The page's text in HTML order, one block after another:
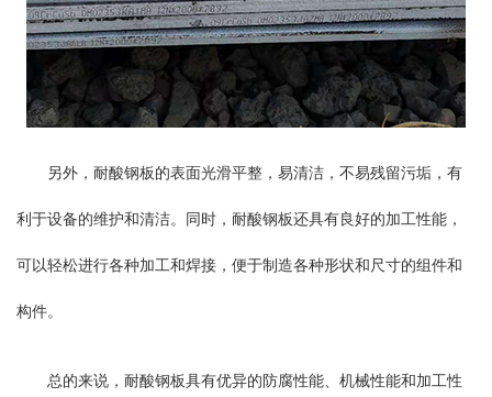
另外，耐酸钢板的表面光滑平整，易清洁，不易残留污垢，有
利于设备的维护和清洁。同时，耐酸钢板还具有良好的加工性能，
可以轻松进行各种加工和焊接，便于制造各种形状和尺寸的组件和
构件。
总的来说，耐酸钢板具有优异的防腐性能、机械性能和加工性